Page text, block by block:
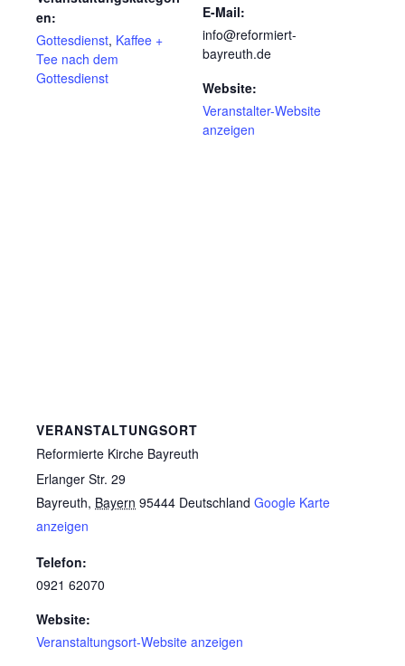
en:
Gottesdienst, Kaffee +
Tee nach dem
Gottesdienst
E-Mail:
info@reformiert-
bayreuth.de
Website:
Veranstalter-Website
anzeigen
VERANSTALTUNGSORT
Reformierte Kirche Bayreuth
Erlanger Str. 29
Bayreuth, Bayern 95444 Deutschland Google Karte
anzeigen
Telefon:
0921 62070
Website:
Veranstaltungsort-Website anzeigen